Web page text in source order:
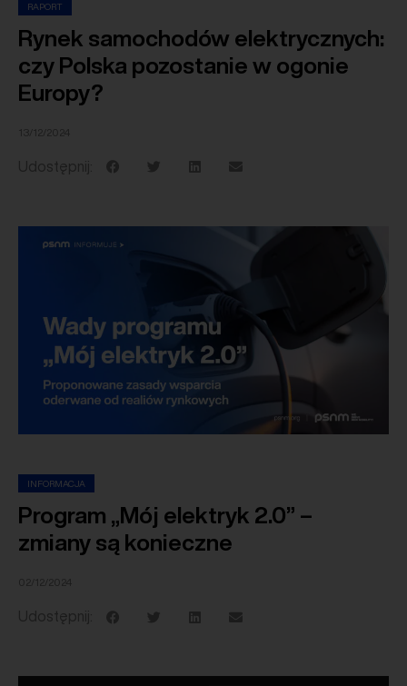
RAPORT
Rynek samochodów elektrycznych:
czy Polska pozostanie w ogonie
Europy?
13/12/2024
Udostępnij:
INFORMACJA
Program „Mój elektryk 2.0” –
zmiany są konieczne
02/12/2024
Udostępnij: